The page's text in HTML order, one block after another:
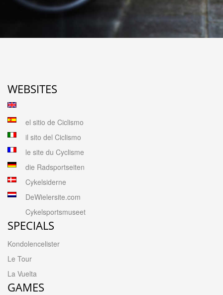
WEBSITES
el sitio de Ciclismo
il sito del Ciclismo
le site du Cyclisme
die Radsportseiten
Cykelsiderne
DeWielersite.com
Cykelsportsmuseet
SPECIALS
Kondolencelister
Le Tour
La Vuelta
GAMES